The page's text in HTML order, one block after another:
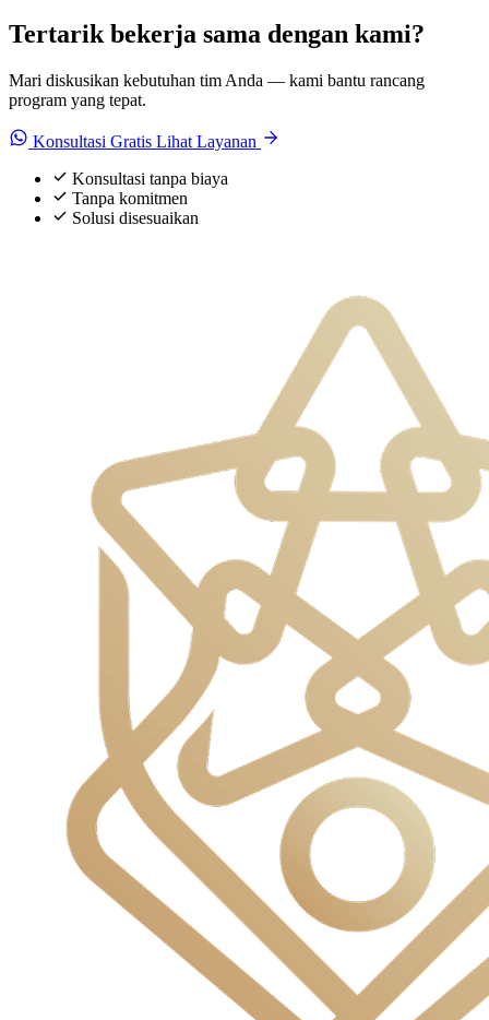
Tertarik bekerja sama dengan kami?
Mari diskusikan kebutuhan tim Anda — kami bantu rancang
program yang tepat.
Konsultasi Gratis Lihat Layanan
Konsultasi tanpa biaya
Tanpa komitmen
Solusi disesuaikan